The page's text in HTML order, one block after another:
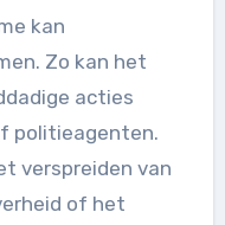
kan
Zo kan het
acties
politieagenten.
verspreiden van
of het